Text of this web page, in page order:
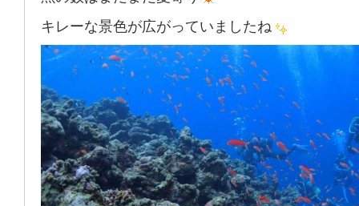
キレーな景色が広がっていましたね